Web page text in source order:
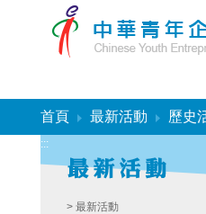
首頁 最新活動 歷史
:::
> 最新活動